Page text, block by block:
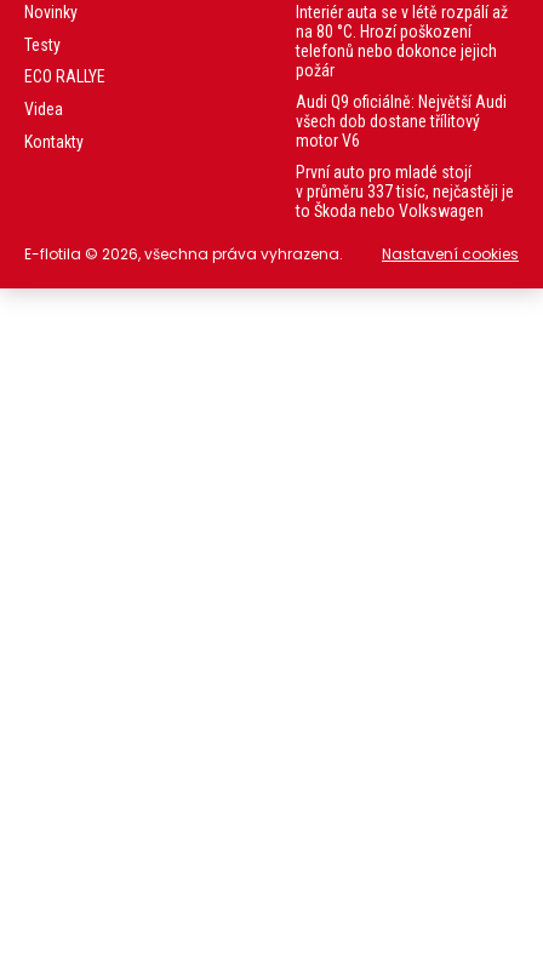
Novinky
Testy
ECO RALLYE
Videa
Kontakty
Interiér auta se v létě rozpálí až
na 80 °C. Hrozí poškození
telefonů nebo dokonce jejich
požár
Audi Q9 oficiálně: Největší Audi
všech dob dostane třílitový
motor V6
První auto pro mladé stojí
v průměru 337 tisíc, nejčastěji je
to Škoda nebo Volkswagen
E-flotila © 2026, všechna práva vyhrazena. Nastavení cookies